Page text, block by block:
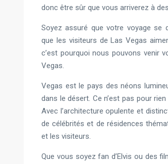
donc être sûr que vous arriverez à
Soyez assuré que votre voyage se
que les visiteurs de Las Vegas
c’est pourquoi nous pouvons venir
Vegas.
Vegas est le pays des néons
dans le désert. Ce n’est pas pour rien
Avec l’architecture opulente et
de célébrités et de résidences
et les visiteurs.
Que vous soyez fan d’Elvis ou des